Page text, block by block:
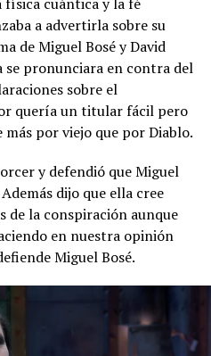
a advertirla sobre su
de Miguel Bosé y David
se pronunciara en contra del
sobre el
quería un titular fácil pero
más por viejo que por Diablo.
y defendió que Miguel
dijo que ella cree
de la conspiración aunque
en nuestra opinión
Miguel Bosé.